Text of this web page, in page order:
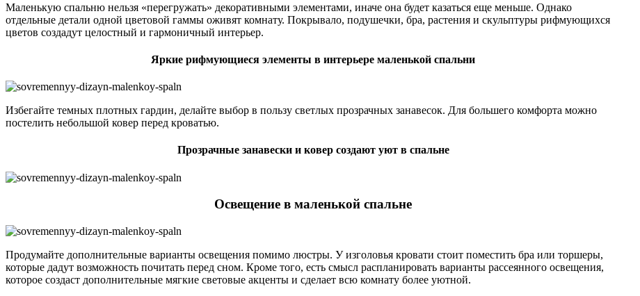
Маленькую спальню нельзя «перегружать» декоративными элементами, иначе она будет казаться еще меньше. Однако
отдельные детали одной цветовой гаммы оживят комнату. Покрывало, подушечки, бра, растения и скульптуры рифмующихся
цветов создадут целостный и гармоничный интерьер.
Яркие рифмующиеся элементы в интерьере маленькой спальни
Избегайте темных плотных гардин, делайте выбор в пользу светлых прозрачных занавесок. Для большего комфорта можно
постелить небольшой ковер перед кроватью.
Прозрачные занавески и ковер создают уют в спальне
Освещение в маленькой спальне
Продумайте дополнительные варианты освещения помимо люстры. У изголовья кровати стоит поместить бра или торшеры,
которые дадут возможность почитать перед сном. Кроме того, есть смысл распланировать варианты рассеянного освещения,
которое создаст дополнительные мягкие световые акценты и сделает всю комнату более уютной.